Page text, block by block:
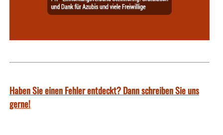
Haben Sie einen Fehler entdeckt? Dann schreiben Sie uns
gerne!